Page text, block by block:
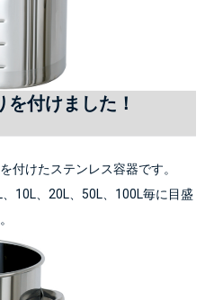
付けました！
付けたステンレス容器です。
10L、20L、50L、100L毎に目盛